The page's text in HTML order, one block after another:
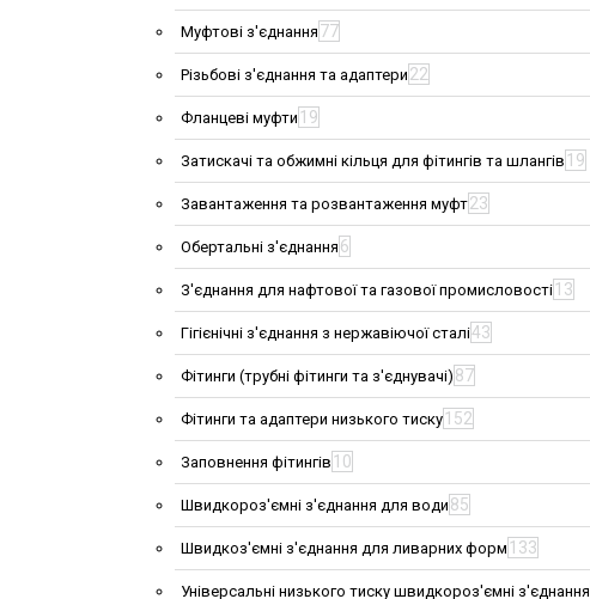
Муфтові з'єднання 77
Різьбові з'єднання та адаптери 22
Фланцеві муфти 19
Затискачі та обжимні кільця для фітингів та шлангів 19
Завантаження та розвантаження муфт23
Обертальні з'єднання 6
З'єднання для нафтової та газової промисловості 13
Гігієнічні з'єднання з нержавіючої сталі43
Фітинги (трубні фітинги та з'єднувачі) 87
Фітинги та адаптери низького тиску 152
Заповнення фітингів 10
Швидкороз'ємні з'єднання для води 85
Швидкоз'ємні з'єднання для ливарних форм 133
Універсальні низького тиску швидкороз'ємні з'єднання